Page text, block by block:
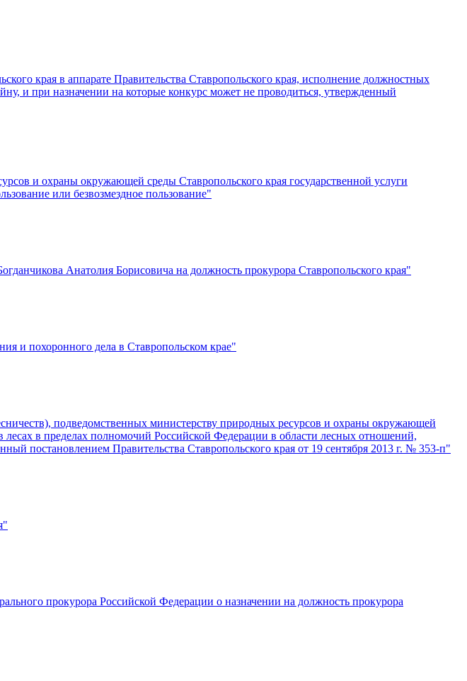
края в аппарате Правительства Ставропольского края, исполнение должностных
и при назначении на которые конкурс может не проводиться, утвержденный
и охраны окружающей среды Ставропольского края государственной услуги
или безвозмездное пользование"
Анатолия Борисовича на должность прокурора Ставропольского края"
и похоронного дела в Ставропольском крае"
подведомственных министерству природных ресурсов и охраны окружающей
в пределах полномочий Российской Федерации в области лесных отношений,
постановлением Правительства Ставропольского края от 19 сентября 2013 г. № 353-п"
прокурора Российской Федерации о назначении на должность прокурора